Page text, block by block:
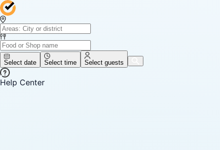
Select date Select time Select guests
Help Center